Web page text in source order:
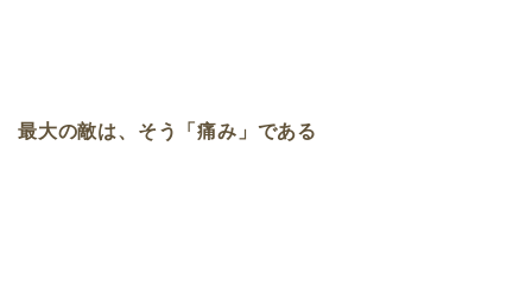
最大の敵は、そう「痛み」である